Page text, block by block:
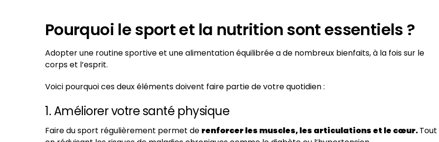
Pourquoi le sport et la nutrition sont essentiels ?
Adopter une routine sportive et une alimentation équilibrée a de nombreux bienfaits, à la fois sur le
corps et l’esprit.
Voici pourquoi ces deux éléments doivent faire partie de votre quotidien :
1. Améliorer votre santé physique
Faire du sport régulièrement permet de renforcer les muscles, les articulations et le cœur.Tout